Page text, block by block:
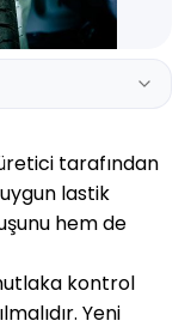
tarafından
uygun lastik
hem de
kontrol
Yeni